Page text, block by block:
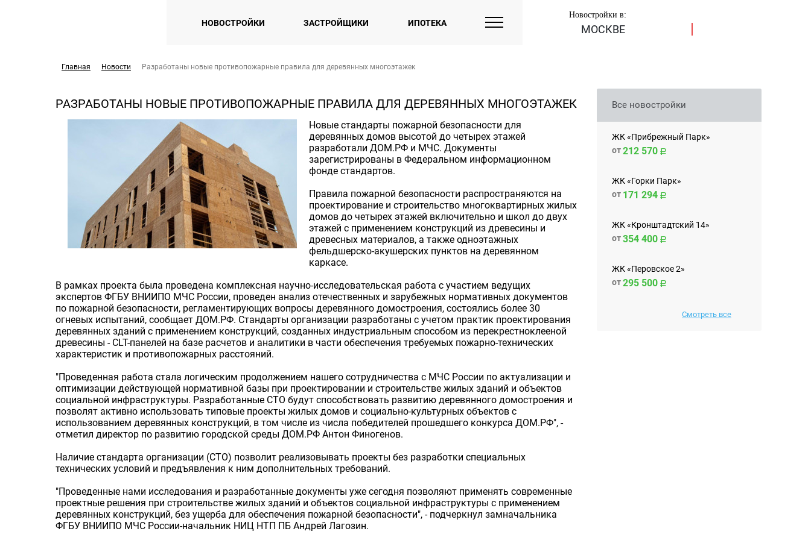
НОВОСТРОЙКИ ЗАСТРОЙЩИКИ ИПОТЕКА
Новостройки в:
МОСКВЕ
Главная Новости Разработаны новые противопожарные правила для деревянных многоэтажек
РАЗРАБОТАНЫ НОВЫЕ ПРОТИВОПОЖАРНЫЕ ПРАВИЛА ДЛЯ ДЕРЕВЯННЫХ МНОГОЭТАЖЕК
Новые стандарты пожарной безопасности для
деревянных домов высотой до четырех этажей
разработали ДОМ.РФ и МЧС. Документы
зарегистрированы в Федеральном информационном
фонде стандартов.
Правила пожарной безопасности распространяются на
проектирование и строительство многоквартирных жилых
домов до четырех этажей включительно и школ до двух
этажей с применением конструкций из древесины и
древесных материалов, а также одноэтажных
фельдшерско-акушерских пунктов на деревянном
каркасе.
В рамках проекта была проведена комплексная научно-исследовательская работа с участием ведущих
экспертов ФГБУ ВНИИПО МЧС России, проведен анализ отечественных и зарубежных нормативных документов
по пожарной безопасности, регламентирующих вопросы деревянного домостроения, состоялись более 30
огневых испытаний, сообщает ДОМ.РФ. Стандарты организации разработаны с учетом практик проектирования
деревянных зданий с применением конструкций, созданных индустриальным способом из перекрестноклееной
древесины - CLT-панелей на базе расчетов и аналитики в части обеспечения требуемых пожарно-технических
характеристик и противопожарных расстояний.
"Проведенная работа стала логическим продолжением нашего сотрудничества с МЧС России по актуализации и
оптимизации действующей нормативной базы при проектировании и строительстве жилых зданий и объектов
социальной инфраструктуры. Разработанные СТО будут способствовать развитию деревянного домостроения и
позволят активно использовать типовые проекты жилых домов и социально-культурных объектов с
использованием деревянных конструкций, в том числе из числа победителей прошедшего конкурса ДОМ.РФ", -
отметил директор по развитию городской среды ДОМ.РФ Антон Финогенов.
Наличие стандарта организации (СТО) позволит реализовывать проекты без разработки специальных
технических условий и предъявления к ним дополнительных требований.
"Проведенные нами исследования и разработанные документы уже сегодня позволяют применять современные
проектные решения при строительстве жилых зданий и объектов социальной инфраструктуры с применением
деревянных конструкций, без ущерба для обеспечения пожарной безопасности", - подчеркнул замначальника
ФГБУ ВНИИПО МЧС России-начальник НИЦ НТП ПБ Андрей Лагозин.
Все новостройки
ЖК «Прибрежный Парк»
от212 570
ЖК «Горки Парк»
от 171 294
ЖК «Кронштадтский 14»
от354 400
ЖК «Перовское 2»
от295 500
Смотреть все